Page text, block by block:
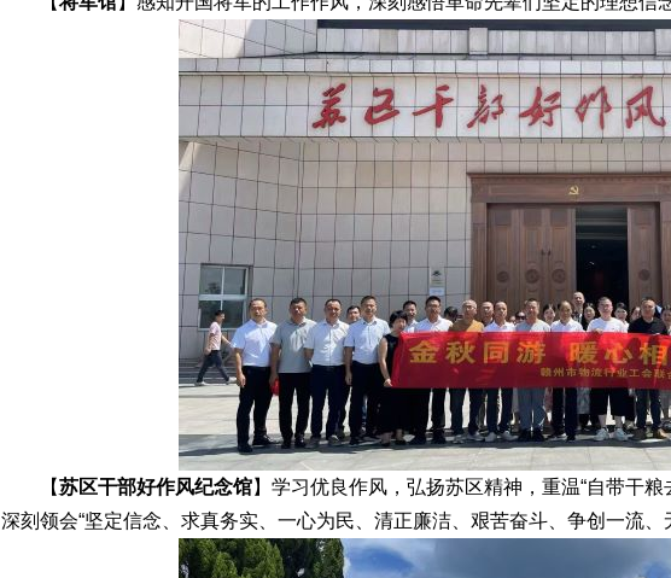
【苏区干部好作风纪念馆】学习优良作风，弘扬苏区精神，重温“自带干粮
深刻领会“坚定信念、求真务实、一心为民、清正廉洁、艰苦奋斗、争创一流、